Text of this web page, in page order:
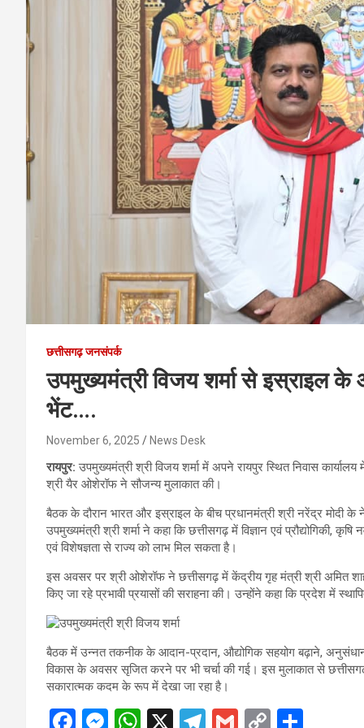
छत्तीसगढ़ जनसंपर्क
उपमुख्यमंत्री विजय शर्मा से इस्राइल के
भेंट….
November 6, 2025 News Desk
रायपुर:उपमुख्यमंत्री श्री विजय शर्मा में अपने रायपुर स्थित निवास
श्री यैर ओशेरॉफ ने सौजन्य मुलाकात की।
बैठक के दौरान भारत और इस्राइल के बीच प्रधानमंत्री श्री नरेंद्र मोदी के
उपमुख्यमंत्री श्री शर्मा ने कहा कि छत्तीसगढ़ में विज्ञान एवं प्रौद्योगिकी,
एवं विशेषज्ञता से राज्य को लाभ मिल सकता है।
इस अवसर पर श्री ओशेरॉफ ने छत्तीसगढ़ में केंद्रीय गृह मंत्री श्री अमित
किए जा रहे प्रभावी प्रयासों की सराहना की। उन्होंने कहा कि प्रदेश में
बैठक में उन्नत तकनीक के आदान-प्रदान, औद्योगिक सहयोग बढ़ाने,
विकास के अवसर सृजित करने पर भी चर्चा की गई। इस मुलाकात से
सकारात्मक कदम के रूप में देखा जा रहा है।
F
M W X
T
G
C